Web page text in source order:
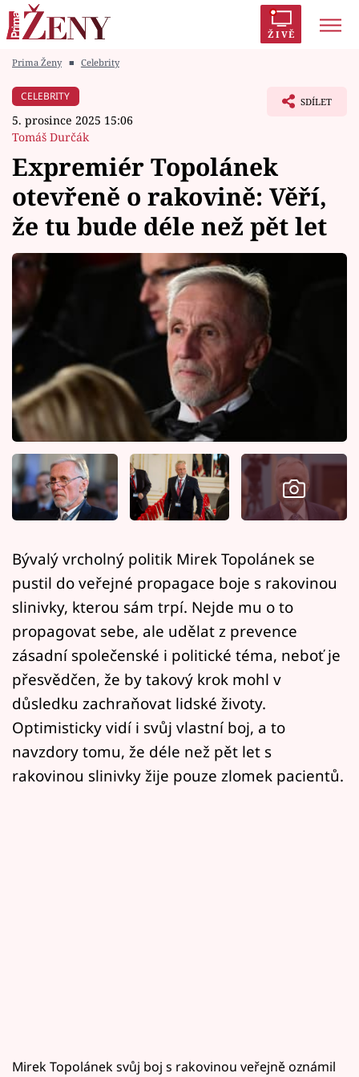
ŽIVĚ
Módní alarm
Témata
Celebrity
Vztahy
Seriály
Horoskopy
Sledujte prima+
Filmový festival Karlovy Vary
Pořady
Mámy sobě
Přihlášení
Sledujte nás
Prima Ženy ■ Celebrity
CELEBRITY
5. prosince 2025 15:06
Tomáš Durčák
SDÍLET
Expremiér Topolánek
otevřeně o rakovině: Věří,
že tu bude déle než pět let
Bývalý vrcholný politik Mirek Topolánek se
pustil do veřejné propagace boje s rakovinou
slinivky, kterou sám trpí. Nejde mu o to
propagovat sebe, ale udělat z prevence
zásadní společenské i politické téma, neboť je
přesvědčen, že by takový krok mohl v
důsledku zachraňovat lidské životy.
Optimisticky vidí i svůj vlastní boj, a to
navzdory tomu, že déle než pět let s
rakovinou slinivky žije pouze zlomek pacientů.
Mirek Topolánek svůj boj s rakovinou veřejně oznámil